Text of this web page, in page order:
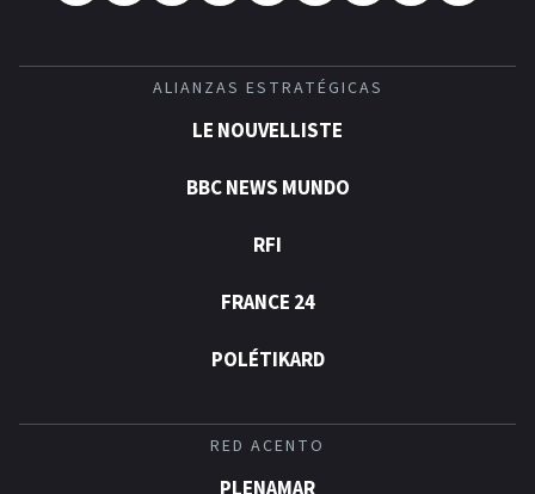
ALIANZAS ESTRATÉGICAS
LE NOUVELLISTE
BBC NEWS MUNDO
RFI
FRANCE 24
POLÉTIKARD
RED ACENTO